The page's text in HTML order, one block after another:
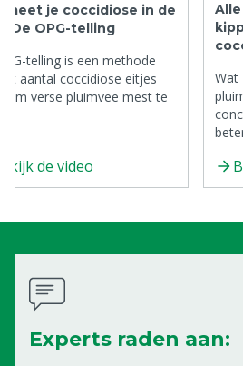
meet je coccidiose in de
De OPG-telling
telling is een methode
aantal coccidiose eitjes
verse pluimvee mest te
de video
Wat
Experts raden aan: